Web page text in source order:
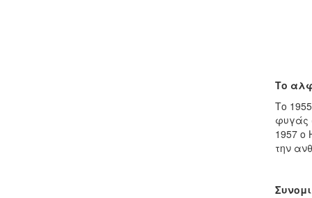
Το
Το
φυγάς
1957 ο
την